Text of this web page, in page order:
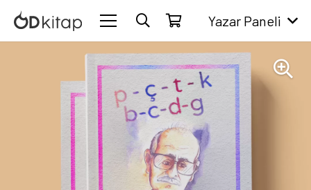
Yazar Paneli